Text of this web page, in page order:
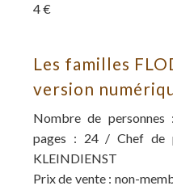
4 €
Les familles
version
Nombre de
pages : 24 / Chef de
KLEINDIENST
Prix de vente : non-